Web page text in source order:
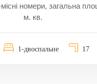
номери, загальна
м. кв.
1-двоспальне 17